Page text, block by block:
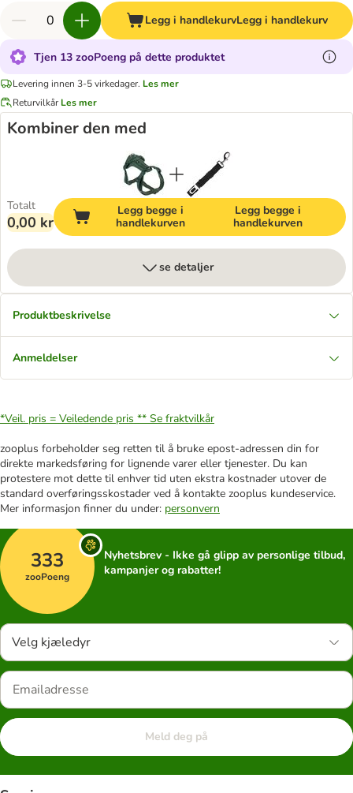
Legg i handlekurvLegg i handlekurv
Tjen 13 zooPoeng på dette produktet
Levering innen 3-5 virkedager. Les mer
Returvilkår Les mer
Kombiner den med
Totalt
0,00 kr
Legg begge i
handlekurven
Legg begge i
handlekurven
se detaljer
Produktbeskrivelse
Anmeldelser
*Veil. pris = Veiledende pris ** Se fraktvilkår
zooplus forbeholder seg retten til å bruke epost-adressen din for
direkte markedsføring for lignende varer eller tjenester. Du kan
protestere mot dette til enhver tid uten ekstra kostnader utover de
standard overføringsskostader ved å kontakte zooplus kundeservice.
Mer informasjon finner du under: personvern
333
zooPoeng
Nyhetsbrev - Ikke gå glipp av personlige tilbud,
kampanjer og rabatter!
Velg kjæledyr
Meld deg på